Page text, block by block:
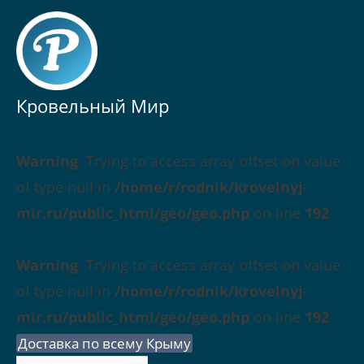
Кровельный Мир
Warning: Trying to access array offset on value
of type null in /home/r/rodnik/krovelnyj-
mir.ru/public_html/geo/geo.php on line 192
Warning: Trying to access array offset on value
of type null in /home/r/rodnik/krovelnyj-
mir.ru/public_html/geo/geo.php on line 192
Доставка по всему Крыму